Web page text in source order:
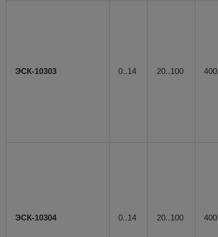
ЭСК-10303 0..14 20..100
ЭСК-10304 0..14 20..100